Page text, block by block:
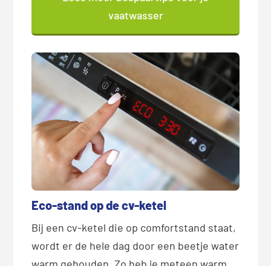
vaatwasser
Eco-stand op de cv-ketel
Bij een cv-ketel die op comfortstand staat,
wordt er de hele dag door een beetje water